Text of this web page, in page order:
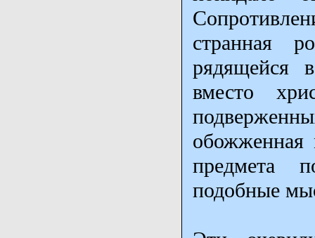
странная
рядящейся
вместо
обожженная
предмета
подобные